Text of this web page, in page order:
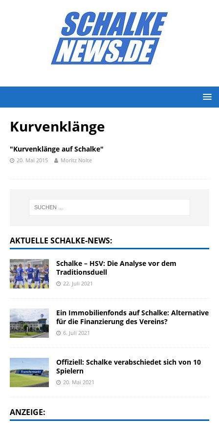
Kurvenklänge
"Kurvenklänge auf Schalke"
20. Mai 2015 Moritz Nolte
AKTUELLE SCHALKE-NEWS:
Schalke – HSV: Die Analyse vor dem
Traditionsduell
22. Juli 2021
Ein Immobilienfonds auf Schalke: Alternative
für die Finanzierung des Vereins?
6. Juli 2021
Offiziell: Schalke verabschiedet sich von 10
Spielern
20. Mai 2021
ANZEIGE: